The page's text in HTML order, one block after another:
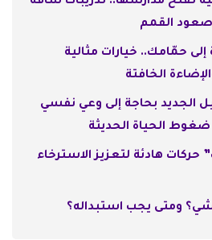
صعود القمم
إلى حمّامك.. خيارات مثالية
الخافتة
الجديد بحاجة إلى وعي نفسي
الحياة الحديثة
حركات هادئة لتعزيز الاسترخاء
ومتى يجب استبداله؟